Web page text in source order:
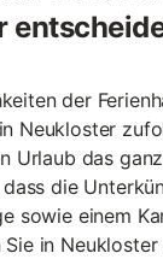
der
Neukloster
Urlaub das
die
sowie einem
in